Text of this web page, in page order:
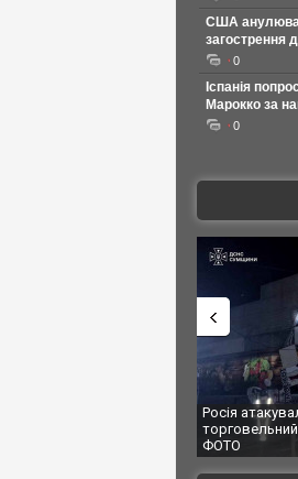
США
загострення
0
Іспанія
Марокко за
0
атакувала Суми КАБами: пошкоджено
центр, будинки, є постраждалі.